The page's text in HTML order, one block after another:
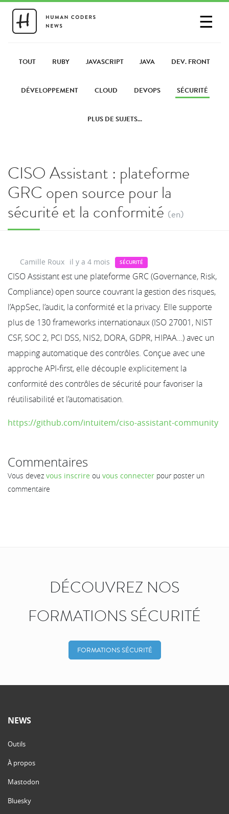
☰
PARTAGER UN LIEN
TOUT RUBY JAVASCRIPT JAVA DEV. FRONT
DÉVELOPPEMENT CLOUD DEVOPS SÉCURITÉ
PLUS DE SUJETS...
CISO Assistant : plateforme
GRC open source pour la
sécurité et la conformité (en)
Camille Roux il y a 4 mois SÉCURITÉ
CISO Assistant est une plateforme GRC (Governance, Risk,
Compliance) open source couvrant la gestion des risques,
l’AppSec, l’audit, la conformité et la privacy. Elle supporte
plus de 130 frameworks internationaux (ISO 27001, NIST
CSF, SOC 2, PCI DSS, NIS2, DORA, GDPR, HIPAA…) avec un
mapping automatique des contrôles. Conçue avec une
approche API-first, elle découple explicitement la
conformité des contrôles de sécurité pour favoriser la
réutilisabilité et l’automatisation.
https://github.com/intuitem/ciso-assistant-community
Commentaires
Vous devez vous inscrire ou vous connecter pour poster un
commentaire
DÉCOUVREZ NOS
FORMATIONS SÉCURITÉ
FORMATIONS SÉCURITÉ
NEWS
Outils
À propos
Mastodon
Bluesky